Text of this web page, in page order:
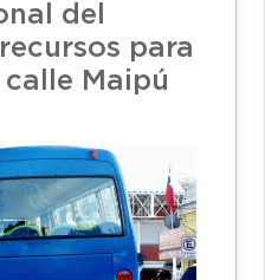
del
para
Maipú